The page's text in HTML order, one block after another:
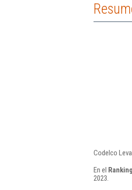
Codelco
En el
2023.